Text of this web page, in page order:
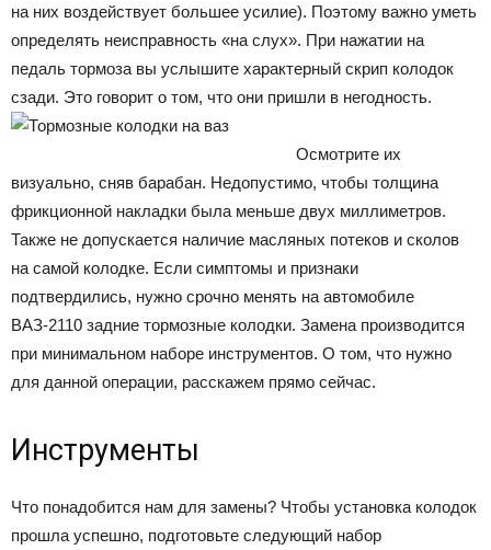
на них воздействует большее усилие). Поэтому важно уметь
определять неисправность «на слух». При нажатии на
педаль тормоза вы услышите характерный скрип колодок
сзади. Это говорит о том, что они пришли в негодность.
Осмотрите их
визуально, сняв барабан. Недопустимо, чтобы толщина
фрикционной накладки была меньше двух миллиметров.
Также не допускается наличие масляных потеков и сколов
на самой колодке. Если симптомы и признаки
подтвердились, нужно срочно менять на автомобиле
ВАЗ-2110 задние тормозные колодки. Замена производится
при минимальном наборе инструментов. О том, что нужно
для данной операции, расскажем прямо сейчас.
Инструменты
Что понадобится нам для замены? Чтобы установка колодок
прошла успешно, подготовьте следующий набор